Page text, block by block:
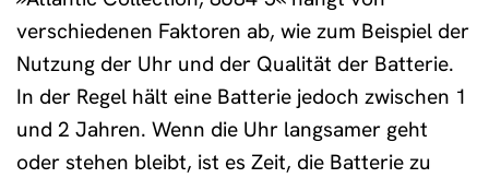
verschiedenen Faktoren ab, wie zum Beispiel der
Nutzung der Uhr und der Qualität der Batterie.
In der Regel hält eine Batterie jedoch zwischen 1
und 2 Jahren. Wenn die Uhr langsamer geht
oder stehen bleibt, ist es Zeit, die Batterie zu